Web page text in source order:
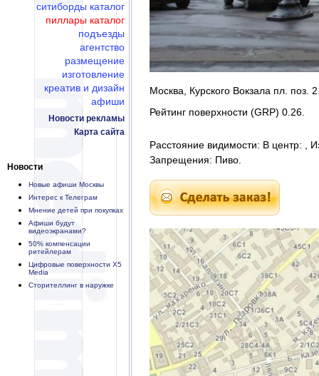
ситиборды каталог
пиллары каталог
подъезды
агентство
размещение
изготовление
креатив и дизайн
афиши
Новости рекламы
Карта сайта
Новости
Новые афиши Москвы
Интерес к Телеграм
Мнение детей при покупках
Афиши будут
видеоэкранами?
50% компенсации
ритейлерам
Цифровые поверхности X5
Media
Сторителлинг в наружке
Москва, Курского Вокзала пл. поз.
Рейтинг поверхности (GRP) 0.26.
Расстояние видимости: В центр: ,
Запрещения: Пиво.